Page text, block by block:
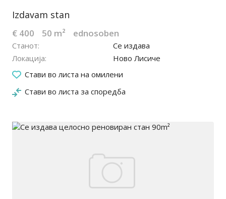
Izdavam stan
€ 400 50 m² ednosoben
Станот
Се издава
Локација
Ново Лисиче
Стави во листа на омилени
Стави во листа за споредба
23.02.2026